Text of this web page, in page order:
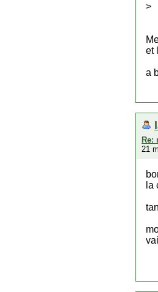
>
et
a
Re:
21
la